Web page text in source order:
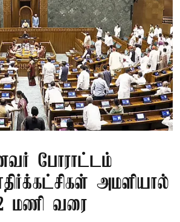
போராட்டம்
அமளியால்
மணி வரை